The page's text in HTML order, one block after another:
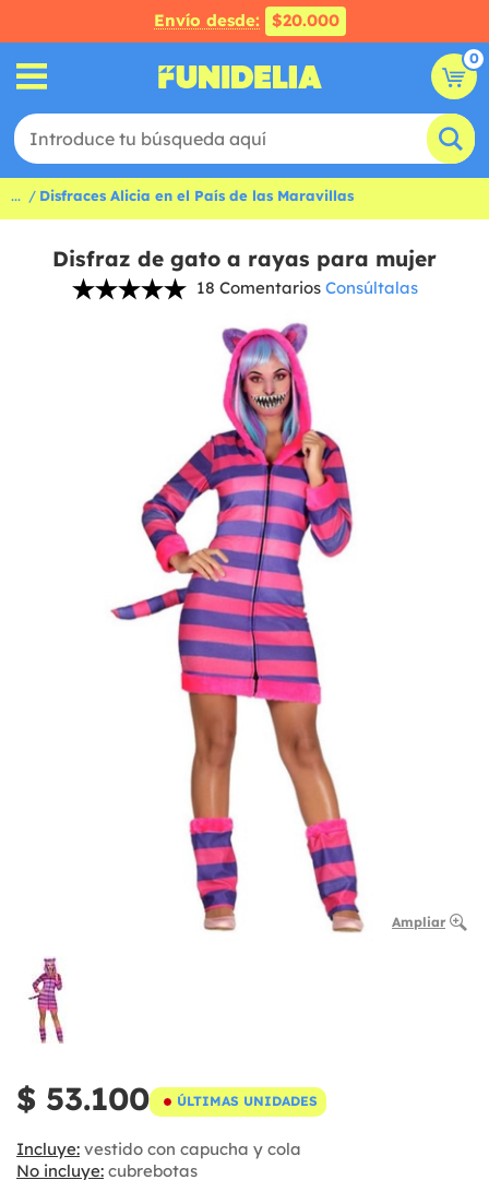
Envío desde: $20.000
0
... Disfraces Alicia en el País de las Maravillas
Disfraz de gato a rayas para mujer
18 Comentarios Consúltalas
Ampliar
$ 53.100 ÚLTIMAS UNIDADES
Incluye: vestido con capucha y cola
No incluye: cubrebotas